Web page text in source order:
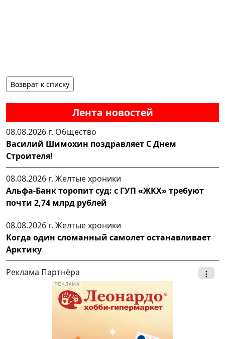
Лента новостей
08.08.2026 г. Общество
Василий Шимохин поздравляет С Днем
Строителя!
08.08.2026 г. Желтые хроники
Альфа-Банк торопит суд: с ГУП «ЖКХ» требуют
почти 2,74 млрд рублей
08.08.2026 г. Желтые хроники
Когда один сломанный самолет останавливает
Арктику
Реклама Партнёра
Возврат к списку